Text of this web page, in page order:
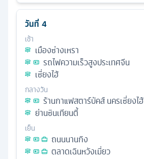
วันที่ 4
เช้า
เมืองซ่างเหรา
รถไฟความเร็วสูงประเทศจีน
เซี่ยงไฮ้
กลางวัน
ร้านกาแฟสตาร์บัคส์ นครเซี่ยงไฮ้
ย่านซินเทียนตี้
เย็น
ถนนนานกิง
ตลาดเฉินหวังเมี่ยว